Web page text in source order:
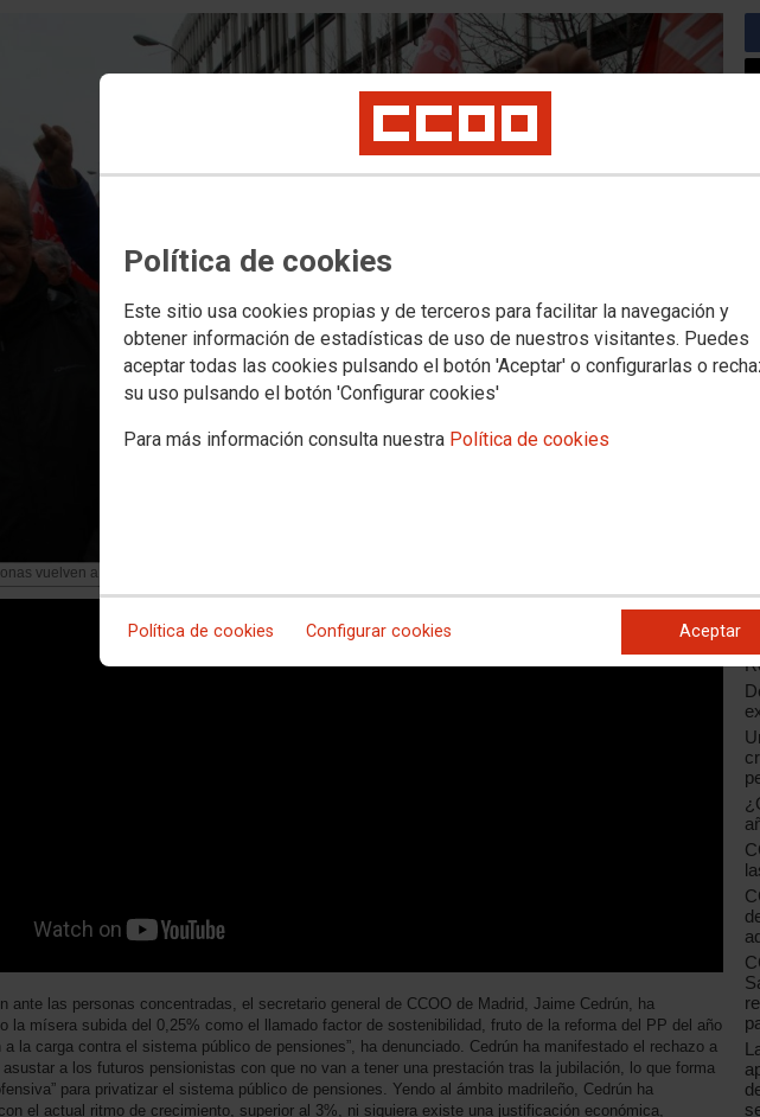
Política de cookies
Este sitio usa cookies propias y de terceros para facilitar la navegación y
obtener información de estadísticas de uso de nuestros visitantes. Puedes
aceptar todas las cookies pulsando el botón 'Aceptar' o configurarlas o
su uso pulsando el botón 'Configurar cookies'
Para más información consulta nuestra Política de cookies
Política de cookies Configurar cookies Aceptar
vuelven a concentrarse en Madrid en defensa del sistema público de pensiones
ante las personas concentradas, el secretario general de CCOO de Madrid, Jaime Cedrún, ha
la mísera subida del 0,25% como el llamado factor de sostenibilidad, fruto de la reforma del PP del año
a la carga contra el sistema público de pensiones”, ha denunciado. Cedrún ha manifestado el rechazo a
a los futuros pensionistas con que no van a tener una prestación tras la jubilación, lo que forma
para privatizar el sistema público de pensiones. Yendo al ámbito madrileño, Cedrún ha
el actual ritmo de crecimiento, superior al 3%, ni siquiera existe una justificación económica,